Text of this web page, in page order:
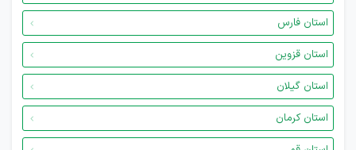
استان فارس
استان قزوین
استان گیلان
استان کرمان